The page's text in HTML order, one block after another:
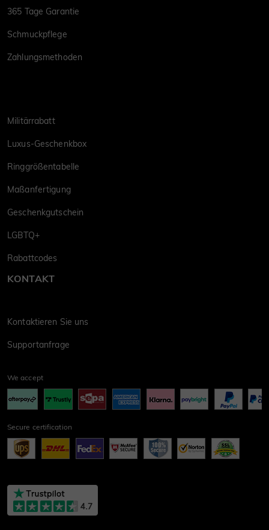
365 Tage Garantie
Schmuckpflege
Zahlungsmethoden
Militärrabatt
Luxus-Geschenkbox
Ringgrößentabelle
Maßanfertigung
Geschenkgutschein
LGBTQ+
Rabattcodes
KONTAKT
Kontaktieren Sie uns
Supportanfrage
We accept
Secure certification